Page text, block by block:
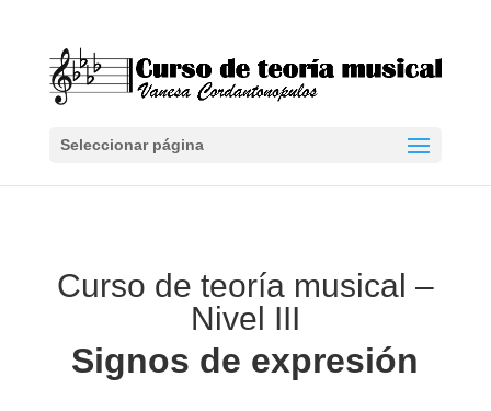
Seleccionar página
Curso de teoría musical –
Nivel III
Signos de expresión